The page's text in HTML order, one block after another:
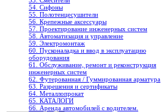
54. Сифоны
55. Полотенцесушители
56. Крепежные аксессуары
57. Проектирование инженерных систем
58. Автоматизация и управление
59. Электромонтаж
60. Пусконаладка и ввод в эксплуатацию
оборудования
61. Обслуживание, ремонт и реконструкция
инженерных систем
62. Футерованная / Гуммированная арматура
63. Разрешения и сертификаты
64. Металлопрокат
65. КАТАЛОГИ
66. Аренда автомобилей с водителем.